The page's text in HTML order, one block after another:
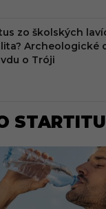
zo školských
Archeologické
o Tróji